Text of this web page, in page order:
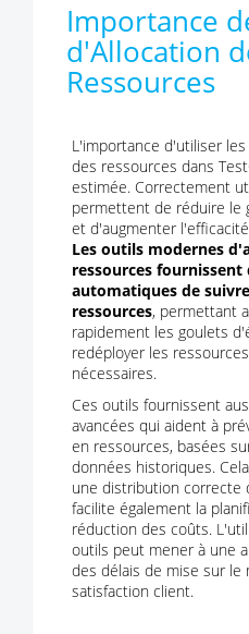
Importance
d'Allocation
Ressources
L'importance d'utiliser
des ressources dans
estimée. Correctement
permettent de réduire le
et d'augmenter
Les outils modernes
ressources fournissent
automatiques de
ressources, permettant
rapidement les goulets
redéployer les
nécessaires.
Ces outils fournissent
avancées qui aident à
en ressources, basées
données historiques.
une distribution correcte
facilite également la
réduction des coûts.
outils peut mener à une
des délais de mise sur le
satisfaction client.